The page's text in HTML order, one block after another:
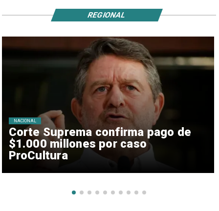
Corte Suprema confirma pago de
$1.000 millones por caso
ProCultura
NACIONAL
REGIONAL